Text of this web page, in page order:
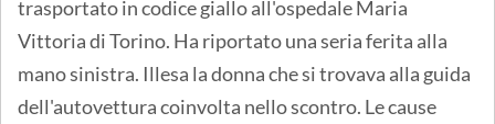
trasportato in codice giallo all'ospedale Maria
Vittoria di Torino. Ha riportato una seria ferita alla
mano sinistra. Illesa la donna che si trovava alla guida
dell'autovettura coinvolta nello scontro. Le cause